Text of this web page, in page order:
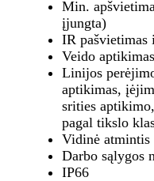
Min.
įjungta)
IR pašvietimas
Veido aptikimas
Linijos
aptikimas,
srities
pagal tikslo
Vidinė
Darbo sąlygos
IP66